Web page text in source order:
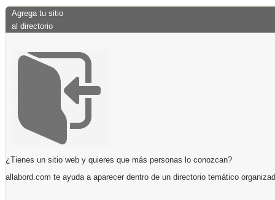
Agrega tu sitio
al directorio
¿Tienes un sitio web y quieres que más personas lo conozcan?
allabord.com te ayuda a aparecer dentro de un directorio temático